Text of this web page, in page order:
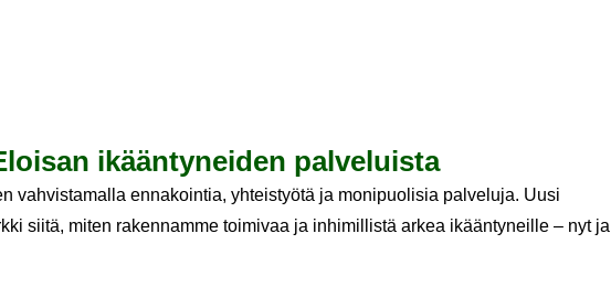
ikään­ty­nei­den pal­ve­luis­ta
vahvistamalla ennakointia, yhteistyötä ja monipuolisia palveluja. Uusi
siitä, miten rakennamme toimivaa ja inhimillistä arkea ikääntyneille – nyt ja